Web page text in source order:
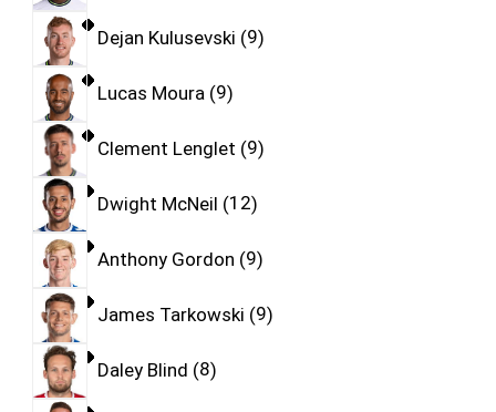
Dejan Kulusevski 9
Lucas Moura 9
Clement Lenglet 9
Dwight McNeil 12
Anthony Gordon 9
James Tarkowski 9
Daley Blind 8